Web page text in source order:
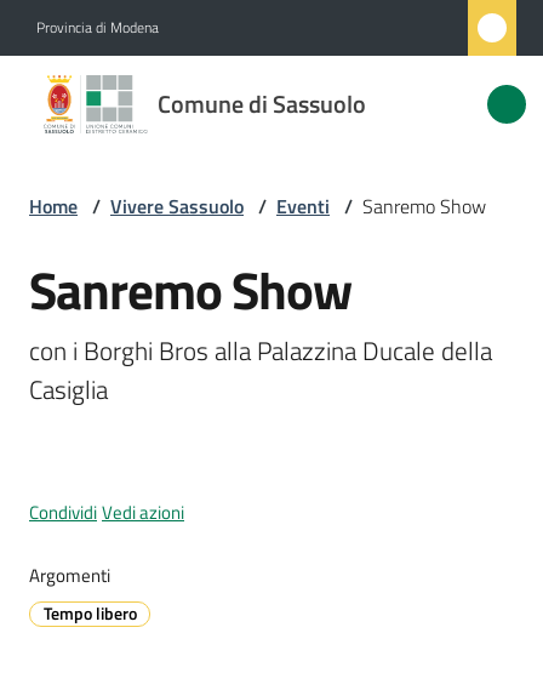
Provincia di Modena
Comune di Sassuolo
Comune
di
Servizi
Menu selezionato
Home / Vivere Sassuolo / Eventi / Sanremo Show
Salta al contenuto
Sanremo Show
con i Borghi Bros alla Palazzina Ducale della
Casiglia
CondividiVedi azioni
Argomenti
Tempo libero